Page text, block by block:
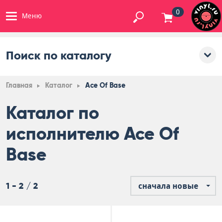
Меню 0
Поиск по каталогу
Главная Каталог Ace Of Base
Каталог по
исполнителю Ace Of
Base
1 - 2 / 2 сначала новые